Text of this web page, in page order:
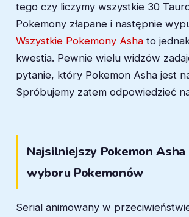
tego czy liczymy wszystkie 30
Pokemony złapane i następnie
Wszystkie Pokemony Asha to
kwestia. Pewnie wielu widzów
pytanie, który Pokemon Asha jest
Spróbujemy zatem odpowiedzieć
Najsilniejszy Pokemon
wyboru Pokemonów
Serial animowany w